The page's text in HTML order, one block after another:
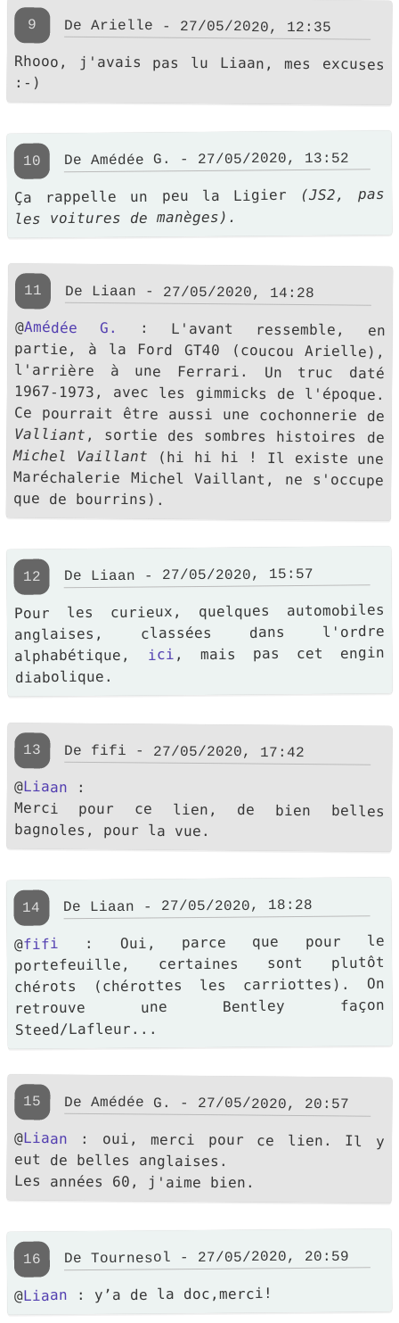
9 De Arielle - 27/05/2020, 12:35
Rhooo, j'avais pas lu Liaan, mes excuses
:-)
10 De Amédée G. - 27/05/2020, 13:52
Ça rappelle un peu la Ligier (JS2, pas
les voitures de manèges).
11 De Liaan - 27/05/2020, 14:28
@Amédée G. : L'avant ressemble, en
partie, à la Ford GT40 (coucou Arielle),
l'arrière à une Ferrari. Un truc daté
1967-1973, avec les gimmicks de l'époque.
Ce pourrait être aussi une cochonnerie de
Valliant , sortie des sombres histoires de
Michel Vaillant (hi hi hi ! Il existe une
Maréchalerie Michel Vaillant, ne s'occupe
que de bourrins).
12 De Liaan - 27/05/2020, 15:57
Pour les curieux, quelques automobiles
anglaises, classées dans l'ordre
alphabétique, ici , mais pas cet engin
diabolique.
13 De fifi - 27/05/2020, 17:42
@Liaan :
Merci pour ce lien, de bien belles
bagnoles, pour la vue.
14 De Liaan - 27/05/2020, 18:28
@fifi : Oui, parce que pour le
portefeuille, certaines sont plutôt
chérots (chérottes les carriottes). On
retrouve une Bentley façon
Steed/Lafleur...
15 De Amédée G. - 27/05/2020, 20:57
@Liaan : oui, merci pour ce lien. Il y
eut de belles anglaises.
Les années 60, j'aime bien.
16 De Tournesol - 27/05/2020, 20:59
@Liaan : y’a de la doc,merci!